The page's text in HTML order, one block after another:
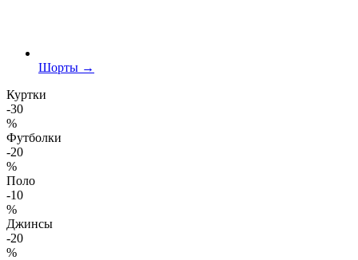
Шорты →
Куртки
-30
%
Футболки
-20
%
Поло
-10
%
Джинсы
-20
%